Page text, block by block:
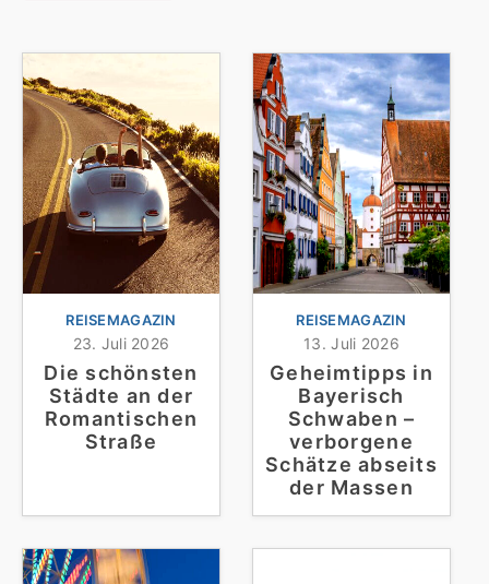
REISEMAGAZIN
23. Juli 2026
Die schönsten
Städte an der
Romantischen
Straße
REISEMAGAZIN
13. Juli 2026
Geheimtipps in
Bayerisch
Schwaben –
verborgene
Schätze abseits
der Massen